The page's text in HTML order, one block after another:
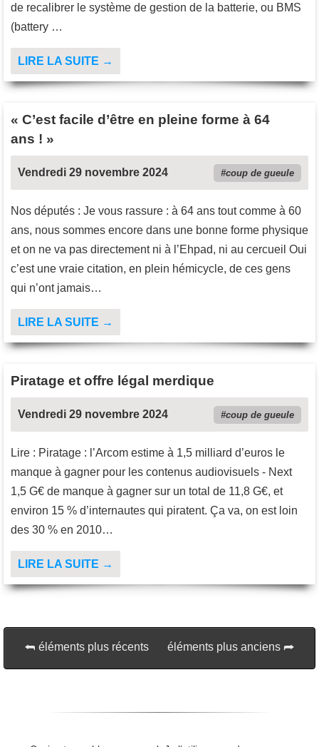
de recalibrer le système de gestion de la batterie, ou BMS
(battery …
LIRE LA SUITE →
« C’est facile d’être en pleine forme à 64
ans ! »
Vendredi 29 novembre 2024 coup de gueule
Nos députés : Je vous rassure : à 64 ans tout comme à 60
ans, nous sommes encore dans une bonne forme physique
et on ne va pas directement ni à l’Ehpad, ni au cercueil Oui
c’est une vraie citation, en plein hémicycle, de ces gens
qui n’ont jamais…
LIRE LA SUITE →
Piratage et offre légal merdique
Vendredi 29 novembre 2024 coup de gueule
Lire : Piratage : l’Arcom estime à 1,5 milliard d’euros le
manque à gagner pour les contenus audiovisuels - Next
1,5 G€ de manque à gagner sur un total de 11,8 G€, et
environ 15 % d’internautes qui piratent. Ça va, on est loin
des 30 % en 2010…
LIRE LA SUITE →
éléments plus récents éléments plus anciens